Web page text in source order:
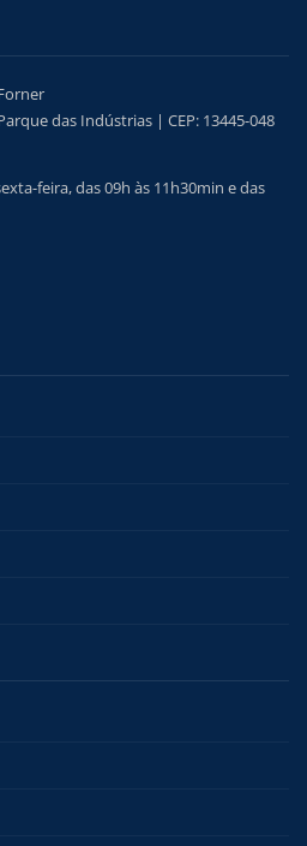
das Indústrias | CEP: 13445-048
feira, das 09h às 11h30min e das